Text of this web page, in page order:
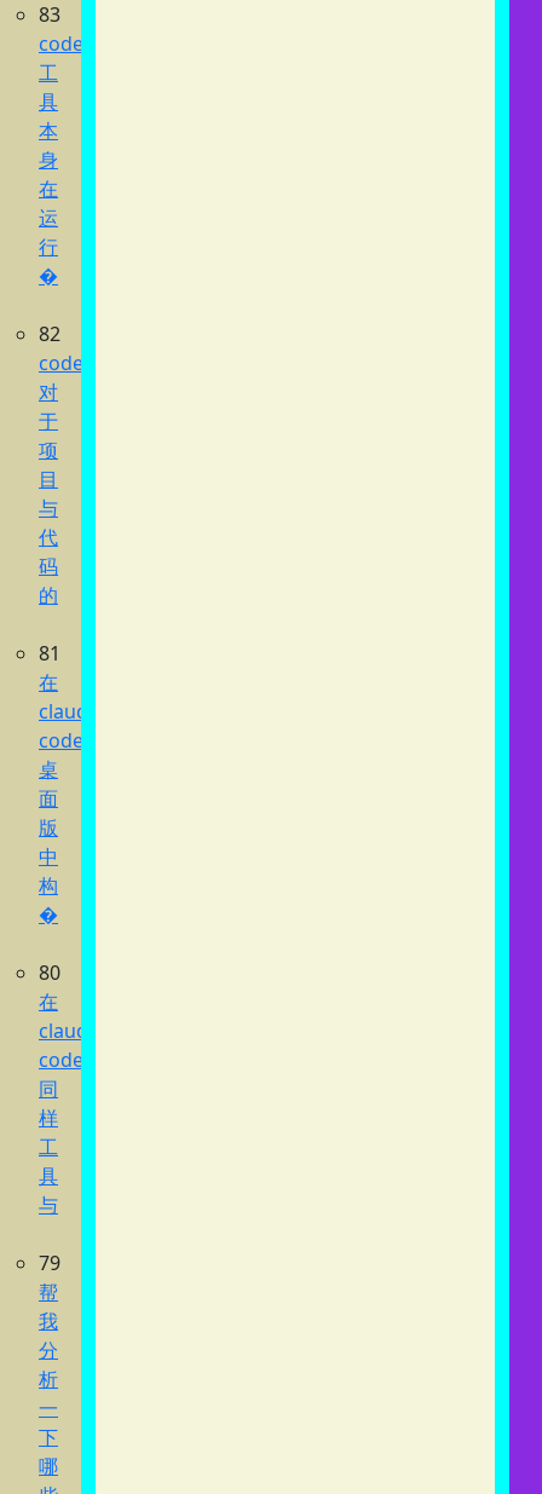
83
codex
工
具
本
身
在
运
行
�
82
codex
对
于
项
目
与
代
码
的
81
在
claude
code
桌
面
版
中
构
�
80
在
claude
code
同
样
工
具
与
79
帮
我
分
析
一
下
哪